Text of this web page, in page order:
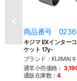
商品番号
キジマ EXインター
ケット 17y-
ブランド：KIJIMA(
通常小売価格：
通販在庫数：4